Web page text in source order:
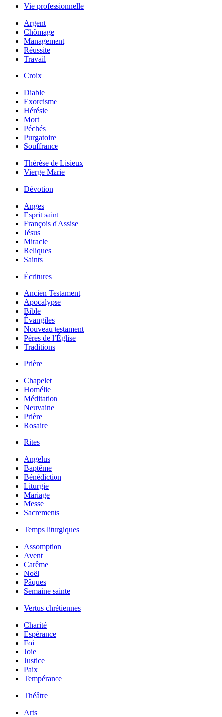
Vie professionnelle
Argent
Chômage
Management
Réussite
Travail
Croix
Diable
Exorcisme
Hérésie
Mort
Péchés
Purgatoire
Souffrance
Thérèse de Lisieux
Vierge Marie
Dévotion
Anges
Esprit saint
François d'Assise
Jésus
Miracle
Reliques
Saints
Écritures
Ancien Testament
Apocalypse
Bible
Évangiles
Nouveau testament
Pères de l’Église
Traditions
Prière
Chapelet
Homélie
Méditation
Neuvaine
Prière
Rosaire
Rites
Angelus
Baptême
Bénédiction
Liturgie
Mariage
Messe
Sacrements
Temps liturgiques
Assomption
Avent
Carême
Noël
Pâques
Semaine sainte
Vertus chrétiennes
Charité
Espérance
Foi
Joie
Justice
Paix
Tempérance
Théâtre
Arts